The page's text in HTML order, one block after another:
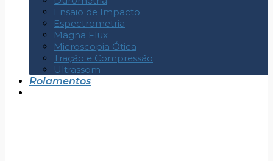
Ensaio de Impacto
Espectrometria
Magna Flux
Microscopia Ótica
Tração e Compressão
Ultrassom
Rolamentos